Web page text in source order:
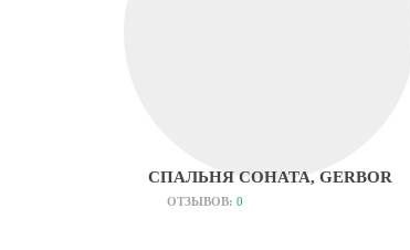
СПАЛЬНЯ СОНАТА, GERBOR
ОТЗЫВОВ: 0